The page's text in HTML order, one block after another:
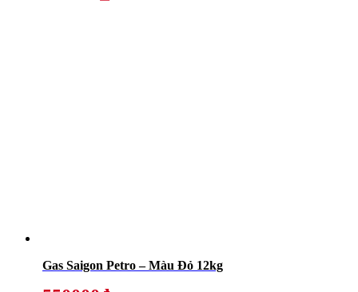
Gas Saigon Petro – Màu Đỏ 12kg